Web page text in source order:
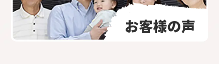
お客様の声